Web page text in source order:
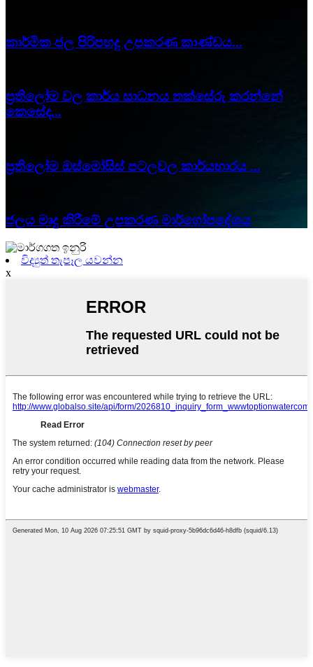
කාර්මික ජල පිරිපහදු උපකරණ කාණ්ඩය...
ප්‍රතිලෝම වල කාර්ය සාධනය තක්සේරු කරන්නේ
කෙසේද...
ප්‍රතිලෝම ඔස්මෝසිස් පටලවල කාර්යභාරය ...
ජලය මෘදු කිරීමේ උපකරණ මාර්ගෝපදේශය
විද්‍යුත් තැපෑල යවන්න
x